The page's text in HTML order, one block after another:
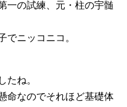
一の試練、元・柱の宇髄
でニッコニコ。
たね。
命なのでそれほど基礎体